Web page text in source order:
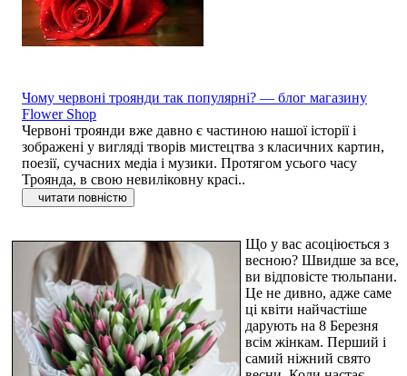
Чому червоні троянди так популярні? — блог магазину
Flower Shop
Червоні троянди вже давно є частиною нашої історії і
зображені у вигляді творів мистецтва з класичних картин,
поезії, сучасних медіа і музики. Протягом усього часу
Троянда, в свою невиліковну красі..
читати повністю
Що у вас асоціюється з
весною? Швидше за все,
ви відповісте тюльпани.
Це не дивно, адже саме
ці квіти найчастіше
дарують на 8 Березня
всім жінкам. Перший і
самий ніжний свято